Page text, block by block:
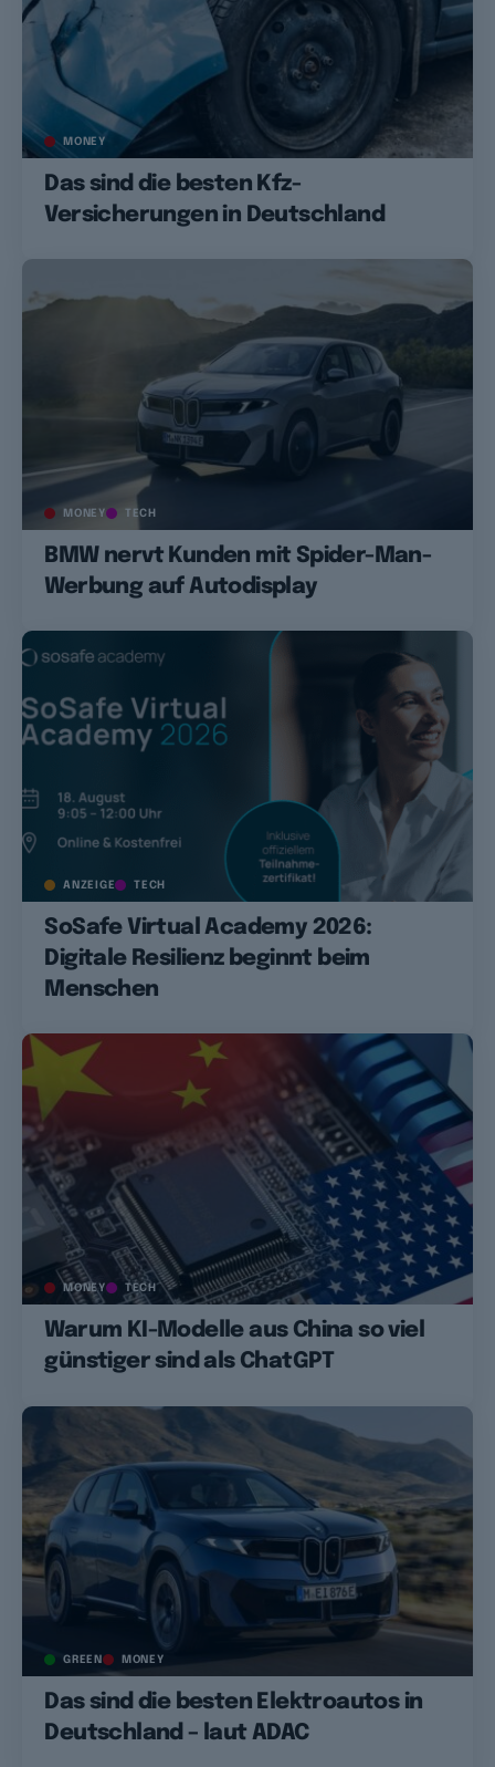
MONEY
Das sind die besten Kfz-
Versicherungen in Deutschland
MONEY TECH
BMW nervt Kunden mit Spider-Man-
Werbung auf Autodisplay
ANZEIGE TECH
SoSafe Virtual Academy 2026:
Digitale Resilienz beginnt beim
Menschen
MONEY TECH
Warum KI-Modelle aus China so viel
günstiger sind als ChatGPT
GREEN MONEY
Das sind die besten Elektroautos in
Deutschland – laut ADAC